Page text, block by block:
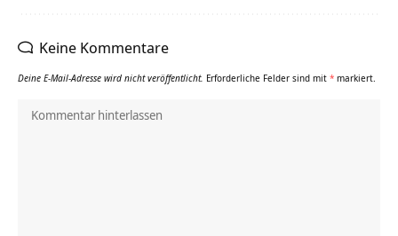
Keine Kommentare
Deine E-Mail-Adresse wird nicht veröffentlicht. Erforderliche Felder sind mit * markiert.